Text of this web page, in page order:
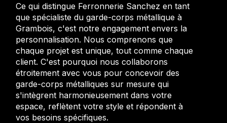
Ce qui distingue Ferronnerie Sanchez en tant
que spécialiste du garde-corps métallique à
Grambois, c'est notre engagement envers la
personnalisation. Nous comprenons que
chaque projet est unique, tout comme chaque
client. C'est pourquoi nous collaborons
étroitement avec vous pour concevoir des
garde-corps métalliques sur mesure qui
s'intègrent harmonieusement dans votre
espace, reflètent votre style et répondent à
vos besoins spécifiques.